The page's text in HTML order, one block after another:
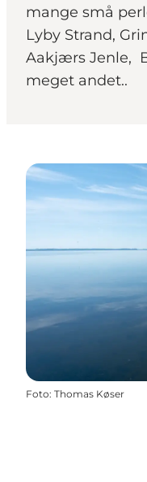
mange små
Lyby Strand,
Aakjærs Jenle,
meget andet..
Foto: Thomas Køser